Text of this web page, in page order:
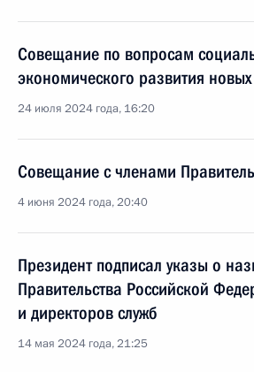
Совещание по вопросам
экономического развития
24 июля 2024 года, 16:20
Совещание с членами
4 июня 2024 года, 20:40
Президент подписал указы о
Правительства Российской
и директоров служб
14 мая 2024 года, 21:25